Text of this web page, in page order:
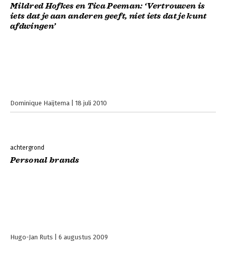
Mildred Hofkes en Tica Peeman: ‘Vertrouwen is
iets dat je aan anderen geeft, niet iets dat je kunt
afdwingen’
Dominique Haijtema 18 juli 2010
achtergrond
Personal brands
Hugo-Jan Ruts 6 augustus 2009